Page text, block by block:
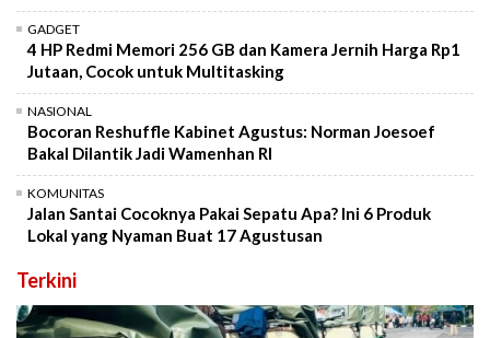
GADGET
4 HP Redmi Memori 256 GB dan Kamera Jernih Harga Rp1
Jutaan, Cocok untuk Multitasking
NASIONAL
Bocoran Reshuffle Kabinet Agustus: Norman Joesoef
Bakal Dilantik Jadi Wamenhan RI
KOMUNITAS
Jalan Santai Cocoknya Pakai Sepatu Apa? Ini 6 Produk
Lokal yang Nyaman Buat 17 Agustusan
Terkini